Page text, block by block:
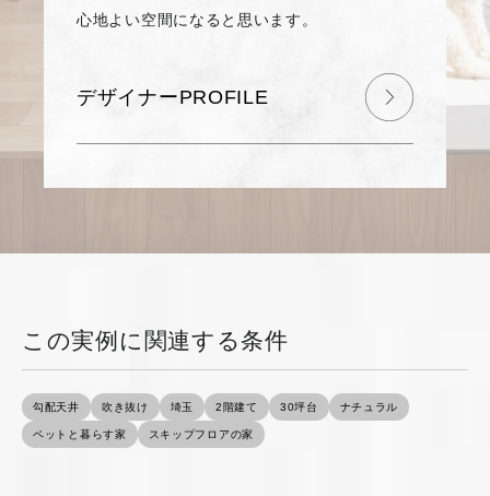
心地よい空間になると思います。
デザイナーPROFILE
この実例に関連する条件
勾配天井 吹き抜け 埼玉 2階建て 30坪台 ナチュラル
ペットと暮らす家 スキップフロアの家